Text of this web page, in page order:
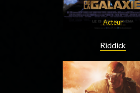
Acteur
Riddick